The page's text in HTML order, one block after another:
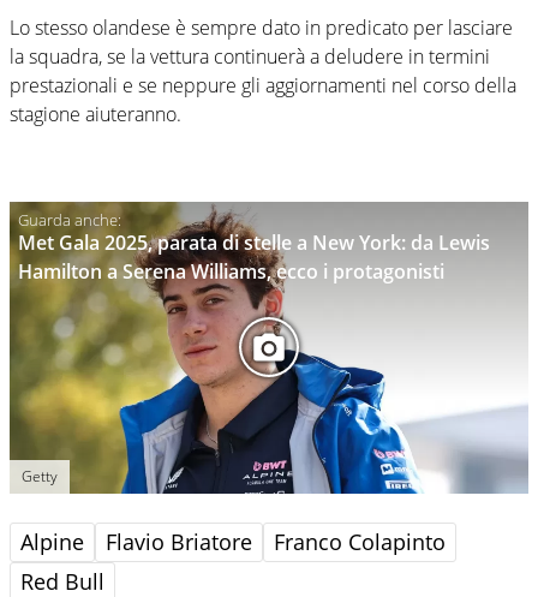
Lo stesso olandese è sempre dato in predicato per lasciare
la squadra, se la vettura continuerà a deludere in termini
prestazionali e se neppure gli aggiornamenti nel corso della
stagione aiuteranno.
Met Gala 2025, parata di stelle a New York: da Lewis
Hamilton a Serena Williams, ecco i protagonisti
Getty
Alpine Flavio Briatore
Franco Colapinto
Red Bull